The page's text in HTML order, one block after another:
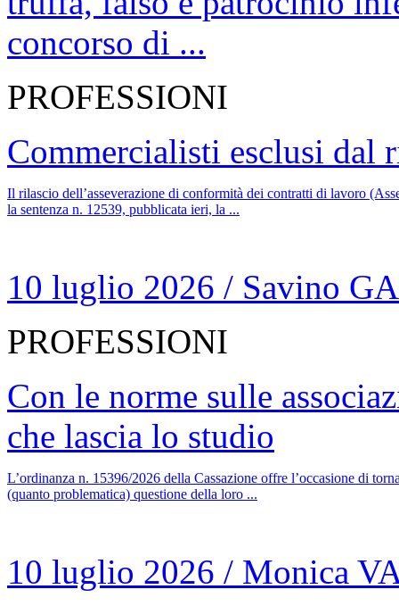
concorso di ...
PROFESSIONI
Commercialisti esclusi dal
Il rilascio dell’asseverazione di conformità dei contratti di lavoro
la sentenza n. 12539, pubblicata ieri, la ...
10 luglio 2026 / Savino
PROFESSIONI
Con le norme sulle
che lascia lo studio
L’ordinanza n. 15396/2026 della Cassazione offre l’occasione di
(quanto problematica) questione della loro ...
10 luglio 2026 / Monica